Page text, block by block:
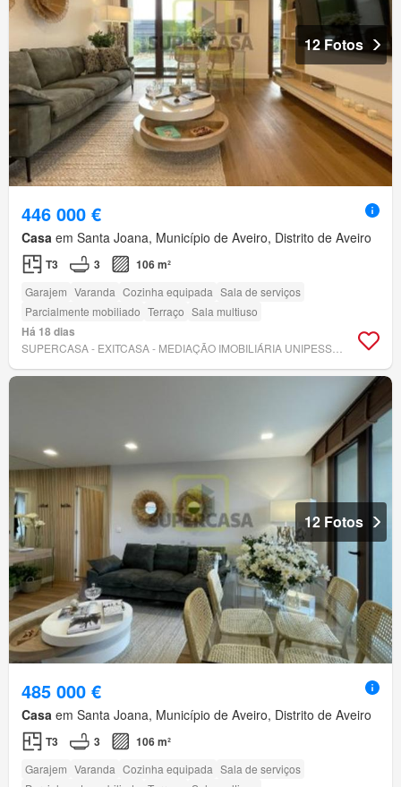
12 Fotos
446 000 €
Casa em Santa Joana, Município de Aveiro, Distrito de Aveiro
T3 3 106 m²
Garajem Varanda Cozinha equipada Sala de serviços
Parcialmente mobiliado Terraço Sala multiuso
Há 18 dias
12 Fotos
485 000 €
Casa em Santa Joana, Município de Aveiro, Distrito de Aveiro
T3 3 106 m²
Garajem Varanda Cozinha equipada Sala de serviços